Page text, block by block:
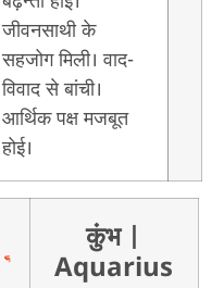
जीवनसाथी के
सहजोग मिली। वाद-
विवाद से बांची।
आर्थिक पक्ष मजबूत
होई।
कुंभ
Aquarius